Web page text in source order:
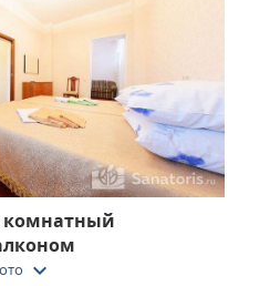
комнатный
keyboard_arrow_down